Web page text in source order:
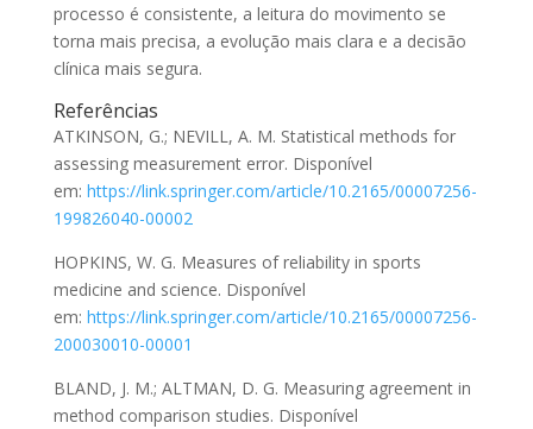
processo é consistente, a leitura do movimento se
torna mais precisa, a evolução mais clara e a decisão
clínica mais segura.
Referências
ATKINSON, G.; NEVILL, A. M. Statistical methods for
assessing measurement error. Disponível
em: https://link.springer.com/article/10.2165/00007256-
199826040-00002
HOPKINS, W. G. Measures of reliability in sports
medicine and science. Disponível
em: https://link.springer.com/article/10.2165/00007256-
200030010-00001
BLAND, J. M.; ALTMAN, D. G. Measuring agreement in
method comparison studies. Disponível